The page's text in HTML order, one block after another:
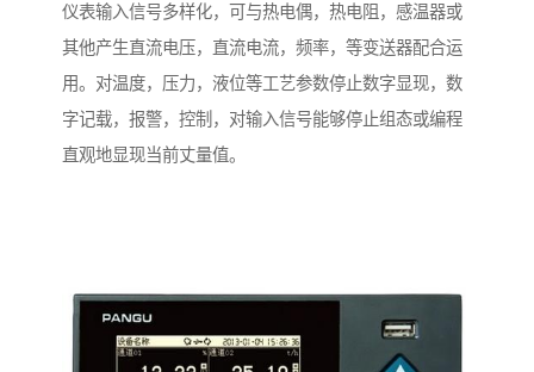
仪表输入信号多样化，可与热电偶，热电阻，感温器或
其他产生直流电压，直流电流，频率，等变送器配合运
用。对温度，压力，液位等工艺参数停止数字显现，数
字记载，报警，控制，对输入信号能够停止组态或编程
直观地显现当前丈量值。